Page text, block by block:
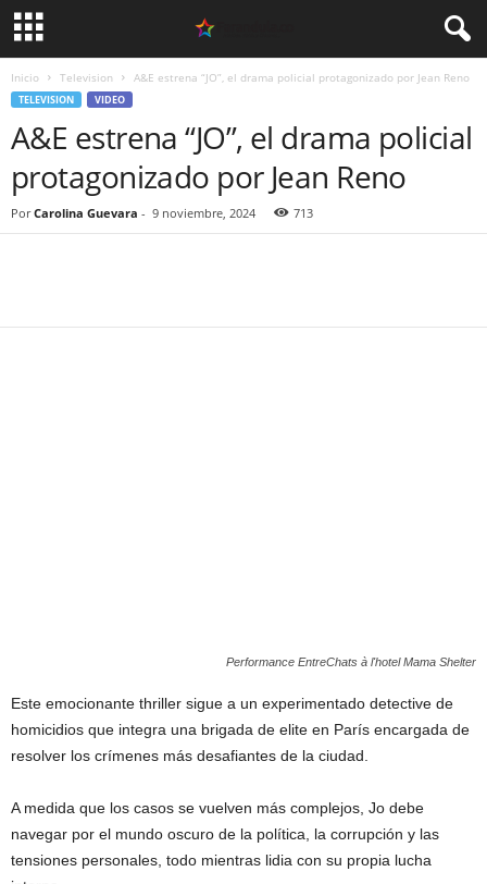
Inicio Television A&E estrena “JO”, el drama policial protagonizado por Jean Reno
TELEVISION VIDEO
A&E estrena “JO”, el drama policial
protagonizado por Jean Reno
Por Carolina Guevara - 9 noviembre, 2024 713
Performance EntreChats à l'hotel Mama Shelter
Este emocionante thriller sigue a un experimentado detective de
homicidios que integra una brigada de elite en París encargada de
resolver los crímenes más desafiantes de la ciudad.
A medida que los casos se vuelven más complejos, Jo debe
navegar por el mundo oscuro de la política, la corrupción y las
tensiones personales, todo mientras lidia con su propia lucha